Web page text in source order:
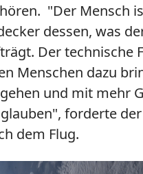
"Der Mensch
dessen, was
Der technische
Menschen dazu
und mit mehr
forderte
dem Flug.